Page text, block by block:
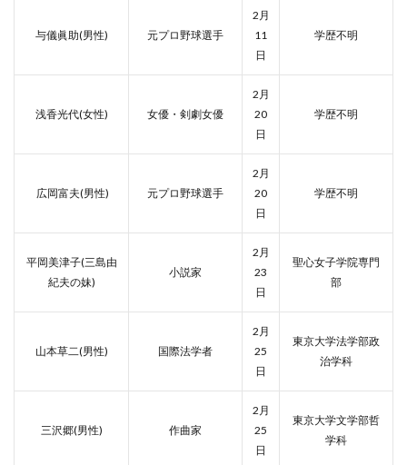
与儀眞助(男性) 元プロ野球選手
2月
11
日
学歴不明
浅香光代(女性) 女優・剣劇女優
2月
20
日
学歴不明
広岡富夫(男性) 元プロ野球選手
2月
20
日
学歴不明
平岡美津子(三島由
紀夫の妹)
小説家
2月
23
日
聖心女子学院専門
部
山本草二(男性) 国際法学者
2月
25
日
東京大学法学部政
治学科
三沢郷(男性) 作曲家
2月
25
日
東京大学文学部哲
学科